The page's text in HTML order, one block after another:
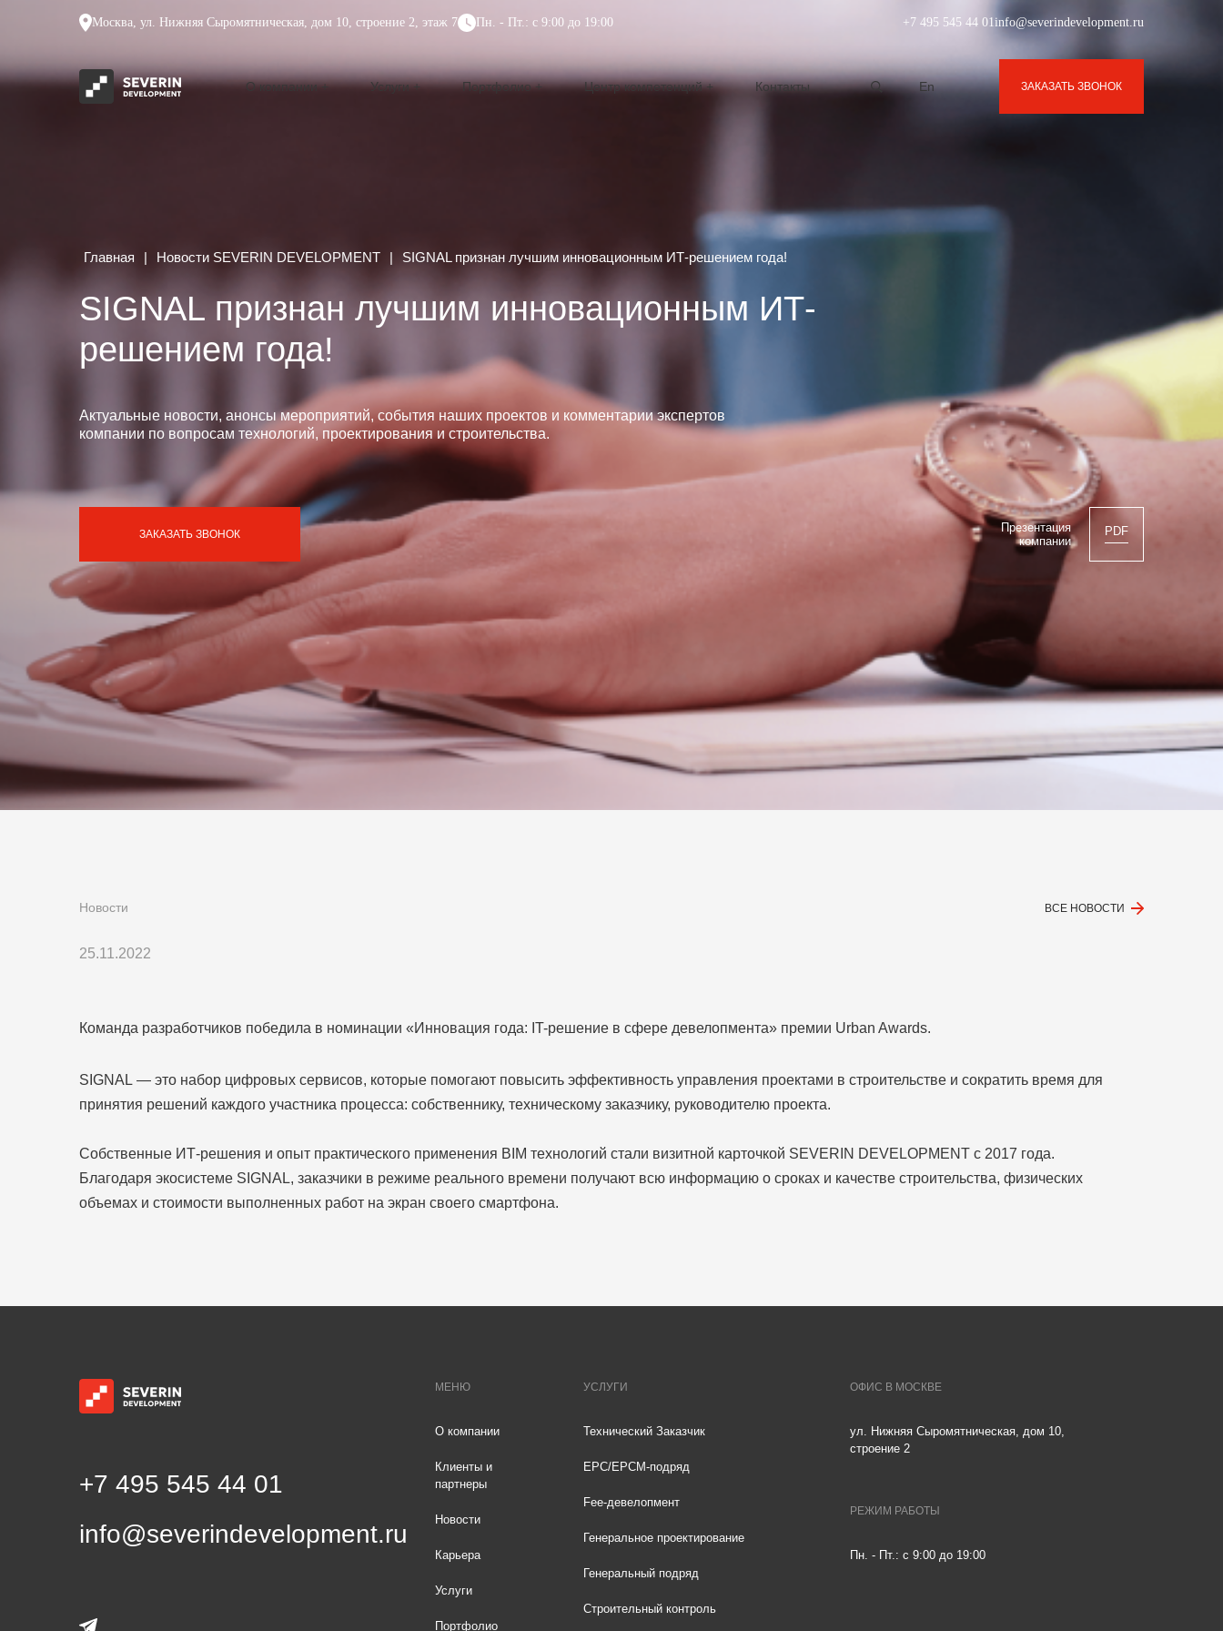
Москва, ул. Нижняя Сыромятническая, дом 10, строение 2, этаж 7 Пн. - Пт.: с 9:00 до 19:00 +7 495 545 44 01info@severindevelopment.ru
О компании Услуги Портфолио Центр компетенций Контакты En ЗАКАЗАТЬ ЗВОНОК
Главная | Новости SEVERIN DEVELOPMENT | SIGNAL признан лучшим инновационным ИТ-решением года!
SIGNAL признан лучшим инновационным ИТ-
решением года!
Актуальные новости, анонсы мероприятий, события наших проектов и комментарии экспертов
компании по вопросам технологий, проектирования и строительства.
ЗАКАЗАТЬ ЗВОНОК
Презентация
компании
PDF
Новости ВСЕ НОВОСТИ
25.11.2022
Команда разработчиков победила в номинации «Инновация года: IT-решение в сфере девелопмента» премии Urban Awards.
SIGNAL — это набор цифровых сервисов, которые помогают повысить эффективность управления проектами в строительстве и сократить время для
принятия решений каждого участника процесса: собственнику, техническому заказчику, руководителю проекта.
Собственные ИТ-решения и опыт практического применения BIM технологий стали визитной карточкой SEVERIN DEVELOPMENT с 2017 года.
Благодаря экосистеме SIGNAL, заказчики в режиме реального времени получают всю информацию о сроках и качестве строительства, физических
объемах и стоимости выполненных работ на экран своего смартфона.
+7 495 545 44 01
info@severindevelopment.ru
МЕНЮ
О компании
Клиенты и
партнеры
Новости
Карьера
Услуги
Портфолио
УСЛУГИ
Технический Заказчик
EPC/EPCM-подряд
Fee-девелопмент
Генеральное проектирование
Генеральный подряд
Строительный контроль
ОФИС В МОСКВЕ
ул. Нижняя Сыромятническая, дом 10,
строение 2
РЕЖИМ РАБОТЫ
Пн. - Пт.: с 9:00 до 19:00